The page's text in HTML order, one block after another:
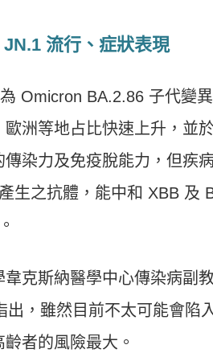
JN.1 流行、症狀表現
Omicron BA.2.86 子代變
洲等地占比快速上升，並
傳染力及免疫脫能力，但疾
生之抗體，能中和 XBB 及
克斯納醫學中心傳染病副
出，雖然目前不太可能會陷
者的風險最大。